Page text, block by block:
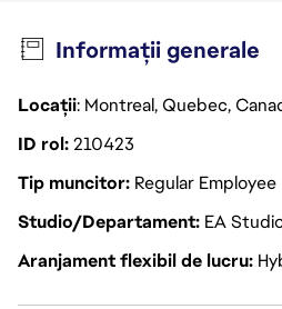
Informații generale
Locații: Montreal, Quebec,
ID rol210423
Tip muncitor Regular Employee
Studio/Departament EA
Aranjament flexibil de lucru